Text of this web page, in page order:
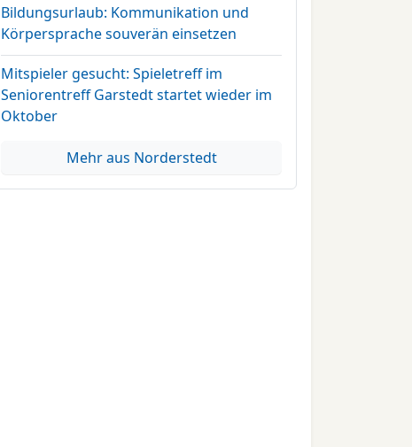
Bildungsurlaub: Kommunikation und
Körpersprache souverän einsetzen
Mitspieler gesucht: Spieletreff im
Seniorentreff Garstedt startet wieder im
Oktober
Mehr aus Norderstedt